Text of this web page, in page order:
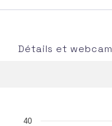
Détails et webcam
40